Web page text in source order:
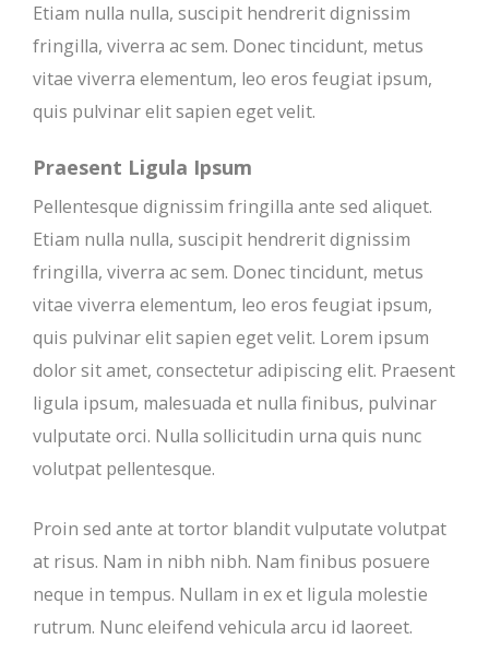
Etiam nulla nulla, suscipit hendrerit dignissim
fringilla, viverra ac sem. Donec tincidunt, metus
vitae viverra elementum, leo eros feugiat ipsum,
quis pulvinar elit sapien eget velit.
Praesent Ligula Ipsum
Pellentesque dignissim fringilla ante sed aliquet.
Etiam nulla nulla, suscipit hendrerit dignissim
fringilla, viverra ac sem. Donec tincidunt, metus
vitae viverra elementum, leo eros feugiat ipsum,
quis pulvinar elit sapien eget velit. Lorem ipsum
dolor sit amet, consectetur adipiscing elit. Praesent
ligula ipsum, malesuada et nulla finibus, pulvinar
vulputate orci. Nulla sollicitudin urna quis nunc
volutpat pellentesque.
Proin sed ante at tortor blandit vulputate volutpat
at risus. Nam in nibh nibh. Nam finibus posuere
neque in tempus. Nullam in ex et ligula molestie
rutrum. Nunc eleifend vehicula arcu id laoreet.